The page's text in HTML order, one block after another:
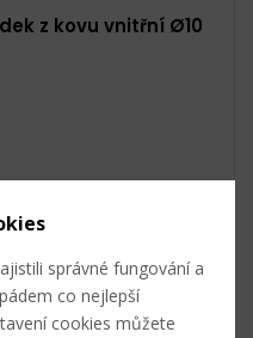
z kovu vnitřní Ø10
správné fungování a
co nejlepší
cookies můžete